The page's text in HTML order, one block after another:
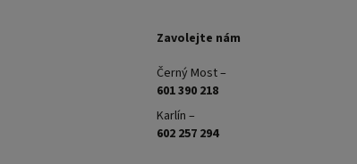
Zavolejte nám
Černý Most –
601 390 218
Karlín –
602 257 294